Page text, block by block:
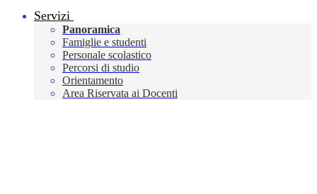
Servizi
Panoramica
Famiglie e studenti
Personale scolastico
Percorsi di studio
Orientamento
Area Riservata ai Docenti